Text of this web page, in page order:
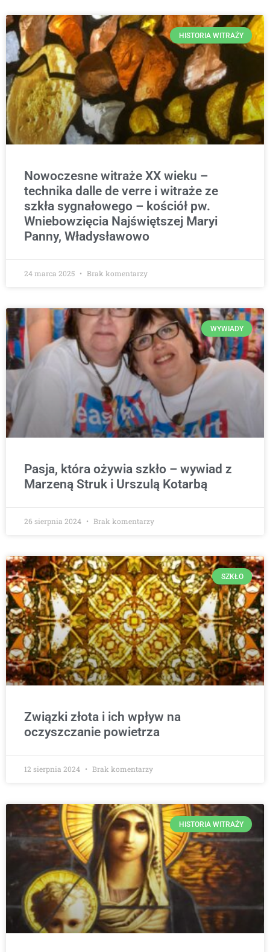
HISTORIA WITRAŻY
Nowoczesne witraże XX wieku –
technika dalle de verre i witraże ze
szkła sygnałowego – kościół pw.
Wniebowzięcia Najświętszej Maryi
Panny, Władysławowo
24 marca 2025 Brak komentarzy
WYWIADY
Pasja, która ożywia szkło – wywiad z
Marzeną Struk i Urszulą Kotarbą
26 sierpnia 2024 Brak komentarzy
SZKŁO
Związki złota i ich wpływ na
oczyszczanie powietrza
12 sierpnia 2024 Brak komentarzy
HISTORIA WITRAŻY